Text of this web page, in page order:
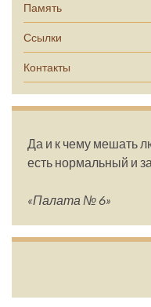
Память
Ссылки
Контакты
Да и к чему мешать
есть нормальный и
«Палата № 6»